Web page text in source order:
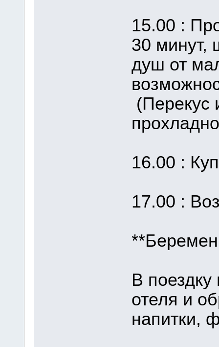
15.00 :
30 минут,
душ от
(Перекус
16.00 :
17.00 :
В
отеля и
напитки,